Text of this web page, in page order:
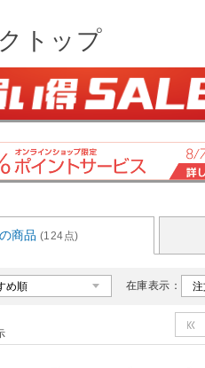
トップ
商品 (124点)
在庫表示：